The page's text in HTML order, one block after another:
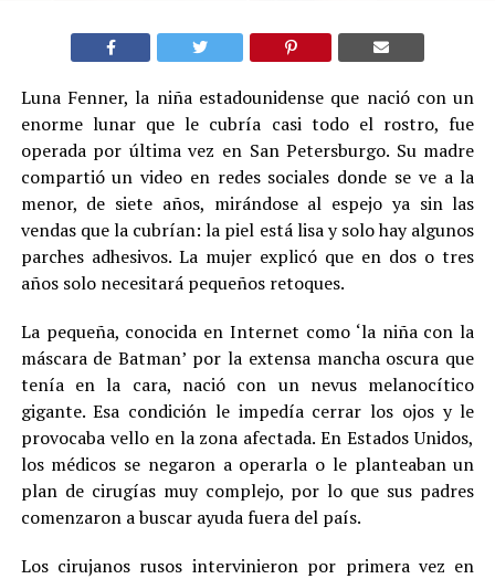
Luna Fenner, la niña estadounidense que nació con un
enorme lunar que le cubría casi todo el rostro, fue
operada por última vez en San Petersburgo. Su madre
compartió un video en redes sociales donde se ve a la
menor, de siete años, mirándose al espejo ya sin las
vendas que la cubrían: la piel está lisa y solo hay algunos
parches adhesivos. La mujer explicó que en dos o tres
años solo necesitará pequeños retoques.
La pequeña, conocida en Internet como ‘la niña con la
máscara de Batman’ por la extensa mancha oscura que
tenía en la cara, nació con un nevus melanocítico
gigante. Esa condición le impedía cerrar los ojos y le
provocaba vello en la zona afectada. En Estados Unidos,
los médicos se negaron a operarla o le planteaban un
plan de cirugías muy complejo, por lo que sus padres
comenzaron a buscar ayuda fuera del país.
Los cirujanos rusos intervinieron por primera vez en